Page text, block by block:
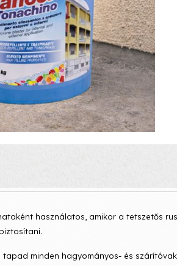
használatos, amikor a tetszetős
minden hagyományos- és